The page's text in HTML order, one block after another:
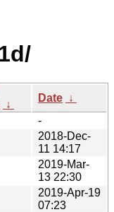
↓
Date ↓
-
2018-Dec-
11 14:17
2019-Mar-
13 22:30
2019-Apr-19
07:23